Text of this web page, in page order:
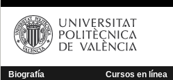
Saltar
contenido
Biografía Cursos en línea